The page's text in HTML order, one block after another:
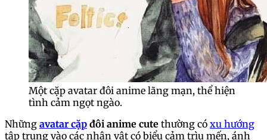
Một cặp avatar đôi anime lãng mạn, thể hiện
tình cảm ngọt ngào.
Những avatar cặp đôi anime cute thường có xu hướng
tập trung vào các nhân vật có biểu cảm trìu mến, ánh